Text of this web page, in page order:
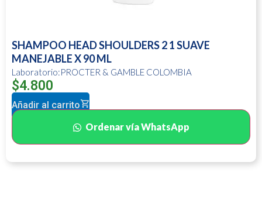
SHAMPOO HEAD SHOULDERS 2 1 SUAVE
MANEJABLE X 90 ML
Laboratorio:PROCTER & GAMBLE COLOMBIA
$4.800
Añadir al carrito
Ordenar vía WhatsApp